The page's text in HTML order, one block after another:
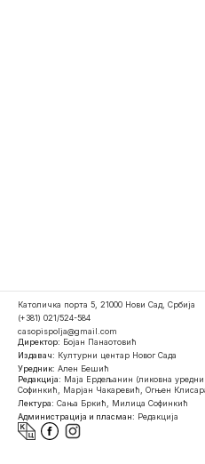
Католичка порта 5, 21000 Нови Сад, Србија
(+381) 021/524-584
casopispolja@gmail.com
Директор: Бојан Панаотовић
Издавач: Културни центар Новог Сада
Уредник: Ален Бешић
Редакција: Маја Ердељанин (ликовна
Софинкић, Марјан Чакаревић, Огњен
Лектура: Сања Бркић, Милица Софинкић
Администрација и пласман: Редакција